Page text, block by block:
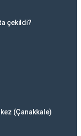
çekildi?
(Çanakkale)